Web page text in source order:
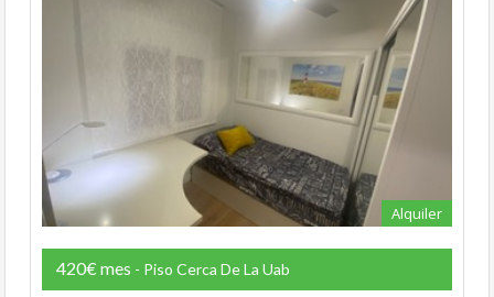
Alquiler
420€ mes - Piso Cerca De La Uab